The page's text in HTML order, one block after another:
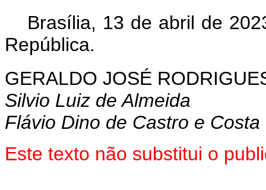
Brasília, 13 de abril de
República.
GERALDO JOSÉ
Silvio Luiz de Almeida
Flávio Dino de Castro e Costa
Este texto não substitui o